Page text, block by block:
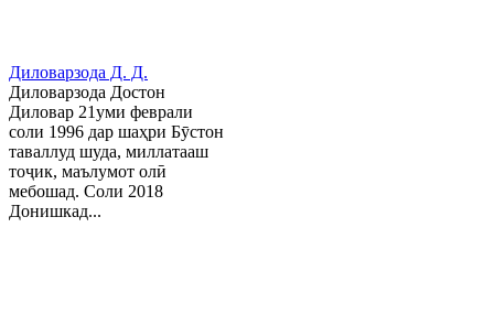
Диловарзода Д. Д.
Диловарзода Достон
Диловар 21уми феврали
соли 1996 дар шаҳри Бӯстон
таваллуд шуда, миллатааш
тоҷик, маълумот олӣ
мебошад. Соли 2018
Донишкад...